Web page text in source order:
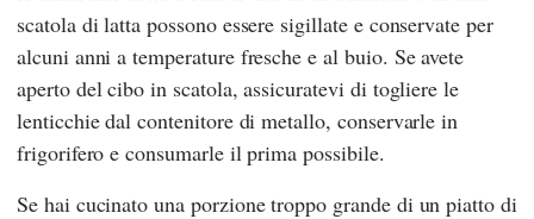
scatola di latta possono essere sigillate e conservate per
alcuni anni a temperature fresche e al buio. Se avete
aperto del cibo in scatola, assicuratevi di togliere le
lenticchie dal contenitore di metallo, conservarle in
frigorifero e consumarle il prima possibile.
Se hai cucinato una porzione troppo grande di un piatto di